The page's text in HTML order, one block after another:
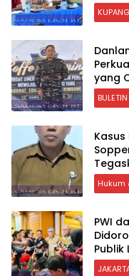
KUPANG
yang
Kasus
Hukum
PWI
Publik